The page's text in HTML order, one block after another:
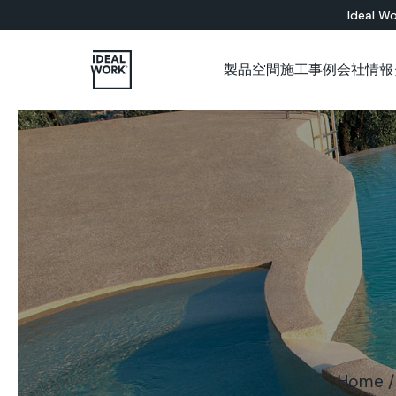
Ideal
製品
すべての製品
壁面ソリューション
セメント系
Microtopping®
Nuvolato
空間
インドア
リビングルーム
レストラン
美術館
オフィス
店舗
壁
家具
施工事例会社情報
会社概要
各種カタログについて
施工パートナー用ショップ
ショールーム
Home